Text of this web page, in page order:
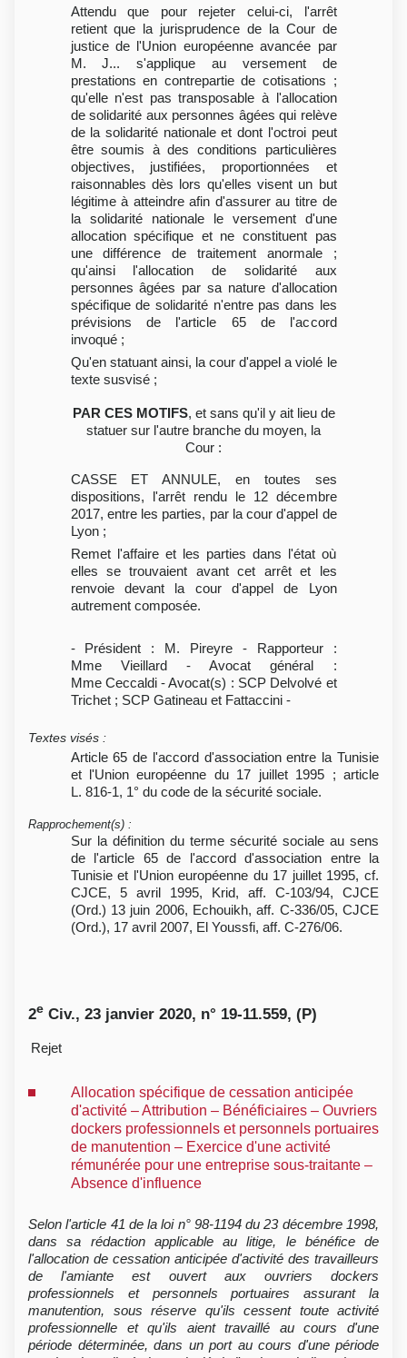
Attendu que pour rejeter celui-ci, l'arrêt
retient que la jurisprudence de la Cour de
justice de l'Union européenne avancée par
M. J... s'applique au versement de
prestations en contrepartie de cotisations ;
qu'elle n'est pas transposable à l'allocation
de solidarité aux personnes âgées qui relève
de la solidarité nationale et dont l'octroi peut
être soumis à des conditions particulières
objectives, justifiées, proportionnées et
raisonnables dès lors qu'elles visent un but
légitime à atteindre afin d'assurer au titre de
la solidarité nationale le versement d'une
allocation spécifique et ne constituent pas
une différence de traitement anormale ;
qu'ainsi l'allocation de solidarité aux
personnes âgées par sa nature d'allocation
spécifique de solidarité n'entre pas dans les
prévisions de l'article 65 de l'accord
invoqué ;
Qu'en statuant ainsi, la cour d'appel a violé le
texte susvisé ;
PAR CES MOTIFS, et sans qu'il y ait lieu de
statuer sur l'autre branche du moyen, la
Cour :
CASSE ET ANNULE, en toutes ses
dispositions, l'arrêt rendu le 12 décembre
2017, entre les parties, par la cour d'appel de
Lyon ;
Remet l'affaire et les parties dans l'état où
elles se trouvaient avant cet arrêt et les
renvoie devant la cour d'appel de Lyon
autrement composée.
- Président : M. Pireyre - Rapporteur :
Mme Vieillard - Avocat général :
Mme Ceccaldi - Avocat(s) : SCP Delvolvé et
Trichet ; SCP Gatineau et Fattaccini -
Textes visés :
Article 65 de l'accord d'association entre la Tunisie
et l'Union européenne du 17 juillet 1995 ; article
L. 816-1, 1° du code de la sécurité sociale.
Rapprochement(s) :
Sur la définition du terme sécurité sociale au sens
de l'article 65 de l'accord d'association entre la
Tunisie et l'Union européenne du 17 juillet 1995, cf.
CJCE, 5 avril 1995, Krid, aff. C-103/94, CJCE
(Ord.) 13 juin 2006, Echouikh, aff. C-336/05, CJCE
(Ord.), 17 avril 2007, El Youssfi, aff. C-276/06.
2e Civ., 23 janvier 2020, n° 19-11.559, (P)
Rejet
Allocation spécifique de cessation anticipée
d'activité – Attribution – Bénéficiaires – Ouvriers
dockers professionnels et personnels portuaires
de manutention – Exercice d'une activité
rémunérée pour une entreprise sous-traitante –
Absence d'influence
Selon l'article 41 de la loi n° 98-1194 du 23 décembre 1998,
dans sa rédaction applicable au litige, le bénéfice de
l'allocation de cessation anticipée d'activité des travailleurs
de l'amiante est ouvert aux ouvriers dockers
professionnels et personnels portuaires assurant la
manutention, sous réserve qu'ils cessent toute activité
professionnelle et qu'ils aient travaillé au cours d'une
période déterminée, dans un port au cours d'une période